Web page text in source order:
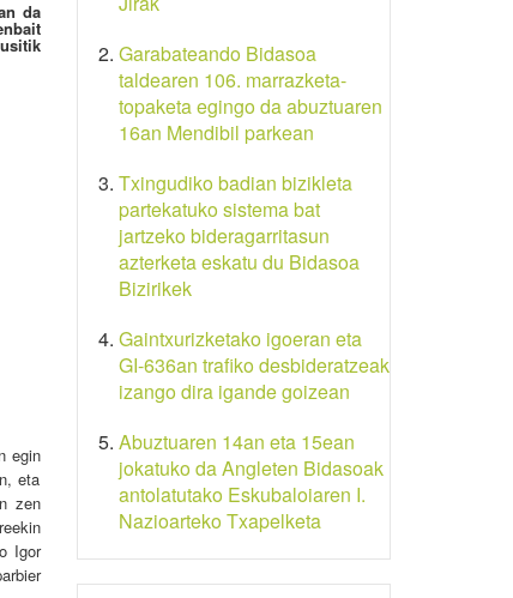
da
egin
eta
zen
Igor
Garabateando Bidasoa
taldearen 106. marrazketa-
topaketa egingo da abuztuaren
16an Mendibil parkean
Txingudiko badian bizikleta
partekatuko sistema bat
jartzeko bideragarritasun
azterketa eskatu du Bidasoa
Bizirikek
Gaintxurizketako igoeran eta
GI-636an trafiko desbideratzeak
izango dira igande goizean
Abuztuaren 14an eta 15ean
jokatuko da Angleten Bidasoak
antolatutako Eskubaloiaren I.
Nazioarteko Txapelketa